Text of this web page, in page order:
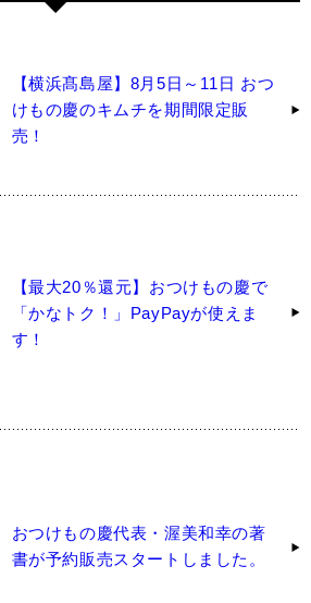
【横浜髙島屋】8月5日～11日 おつ
けもの慶のキムチを期間限定販
売！
【最大20％還元】おつけもの慶で
「かなトク！」PayPayが使えま
す！
おつけもの慶代表・渥美和幸の著
書が予約販売スタートしました。